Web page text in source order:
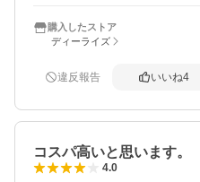
購入したストア
ディーライズ
違反報告 いいね4
コスパ高いと思います。
4.0